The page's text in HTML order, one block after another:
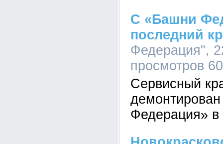
С «Башни
последний
Федерация",
просмотров
Сервисный
Федерация» в